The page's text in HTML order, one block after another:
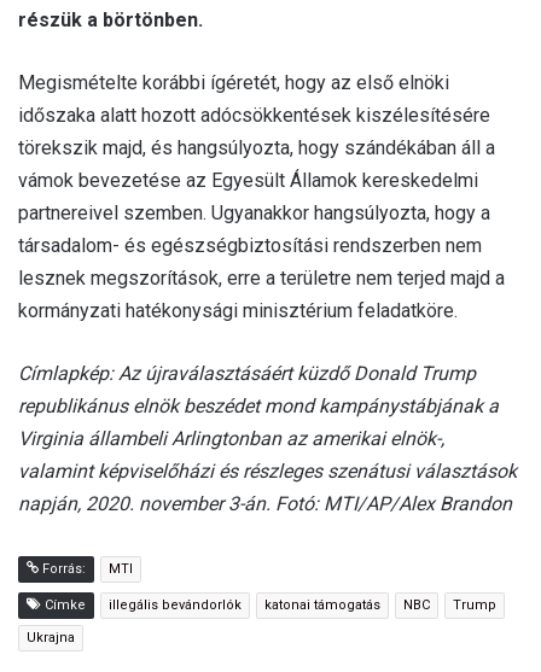
részük a börtönben.
Megismételte korábbi ígéretét, hogy az első elnöki
időszaka alatt hozott adócsökkentések kiszélesítésére
törekszik majd, és hangsúlyozta, hogy szándékában áll a
vámok bevezetése az Egyesült Államok kereskedelmi
partnereivel szemben. Ugyanakkor hangsúlyozta, hogy a
társadalom- és egészségbiztosítási rendszerben nem
lesznek megszorítások, erre a területre nem terjed majd a
kormányzati hatékonysági minisztérium feladatköre.
Címlapkép: Az újraválasztásáért küzdő Donald Trump
republikánus elnök beszédet mond kampánystábjának a
Virginia állambeli Arlingtonban az amerikai elnök-,
valamint képviselőházi és részleges szenátusi választások
napján, 2020. november 3-án. Fotó: MTI/AP/Alex Brandon
Forrás: MTI
Címke illegális bevándorlók katonai támogatás NBC Trump
Ukrajna